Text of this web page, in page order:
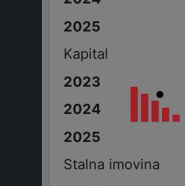
Kapital
Stalna imovina